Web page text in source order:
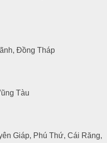
Đồng Tháp
Tàu
Giáp, Phú Thứ, Cái Răng,